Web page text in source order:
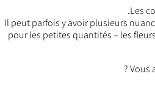
Les
Il peut parfois y avoir plusieurs
pour les petites quantités – les
Vous